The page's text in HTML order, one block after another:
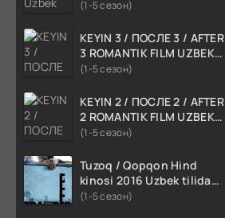
skachat
(1-5 сезон)
KEYIN 3 / ПОСЛЕ 3 / AFTER
3 ROMANTIK FILM UZBEK
TILIDA 2021 TARJIMA FILM
(1-5 сезон)
KEYIN 2 / ПОСЛЕ 2 / AFTER
2 ROMANTIK FILM UZBEK
TILIDA 2020 TARJIMA FILM
(1-5 сезон)
Tuzoq / Qopqon Hind
kinosi 2016 Uzbek tilida
tarjima film HD
(1-5 сезон)